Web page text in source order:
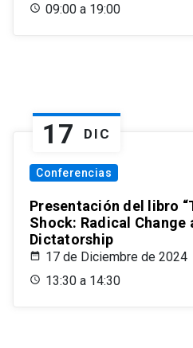
09:00 a 19:00
17 DIC
Conferencias
Presentación del libro
Shock: Radical Change
Dictatorship
17 de Diciembre de 2024
13:30 a 14:30